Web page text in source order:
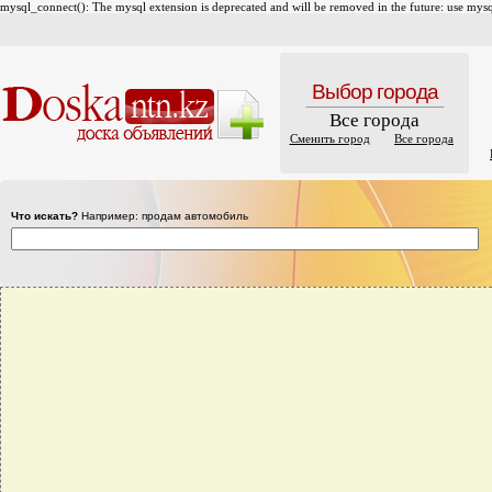
mysql_connect(): The mysql extension is deprecated and will be removed in the future: use
Выбор города
Все города
Сменить город
Все города
Что искать? Например: продам автомобиль